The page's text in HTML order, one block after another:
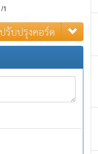
บปรุงคอร์ด